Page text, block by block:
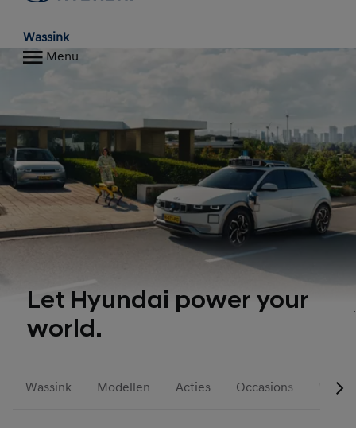
Wassink
Menu
Let Hyundai power your
world.
Wassink Modellen Acties Occasions